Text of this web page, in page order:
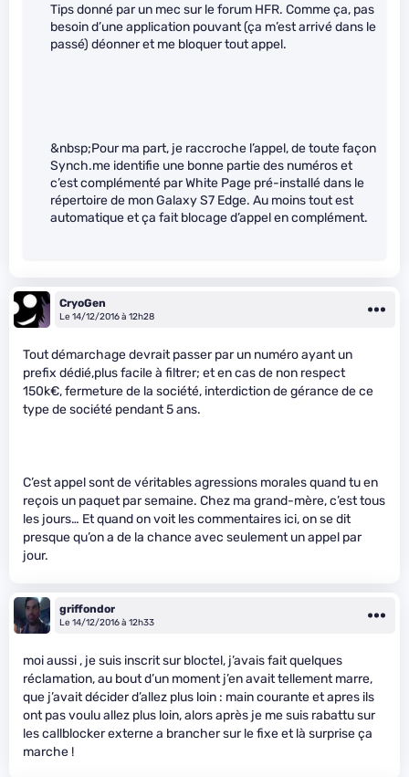
Tips donné par un mec sur le forum HFR. Comme ça, pas
besoin d’une application pouvant (ça m’est arrivé dans le
passé) déonner et me bloquer tout appel.
&nbsp;Pour ma part, je raccroche l’appel, de toute façon
Synch.me identifie une bonne partie des numéros et
c’est complémenté par White Page pré-installé dans le
répertoire de mon Galaxy S7 Edge. Au moins tout est
automatique et ça fait blocage d’appel en complément.
CryoGen
Le 14/12/2016 à 12h28
Tout démarchage devrait passer par un numéro ayant un
prefix dédié,plus facile à filtrer; et en cas de non respect
150k€, fermeture de la société, interdiction de gérance de ce
type de société pendant 5 ans.
C’est appel sont de véritables agressions morales quand tu en
reçois un paquet par semaine. Chez ma grand-mère, c’est tous
les jours… Et quand on voit les commentaires ici, on se dit
presque qu’on a de la chance avec seulement un appel par
jour.
griffondor
Le 14/12/2016 à 12h33
moi aussi , je suis inscrit sur bloctel, j’avais fait quelques
réclamation, au bout d’un moment j’en avait tellement marre,
que j’avait décider d’allez plus loin : main courante et apres ils
ont pas voulu allez plus loin, alors après je me suis rabattu sur
les callblocker externe a brancher sur le fixe et là surprise ça
marche !